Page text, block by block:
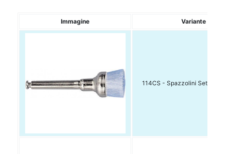
Immagine Variante
114CS - Spazzolini Setola